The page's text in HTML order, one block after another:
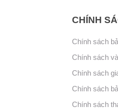
CHÍNH
Chính sách
Chính sách
Chính sách
Chính sách
Chính sách